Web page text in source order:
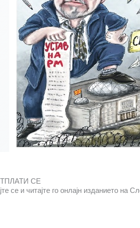
СЕ
се и читајте го онлајн изданието на